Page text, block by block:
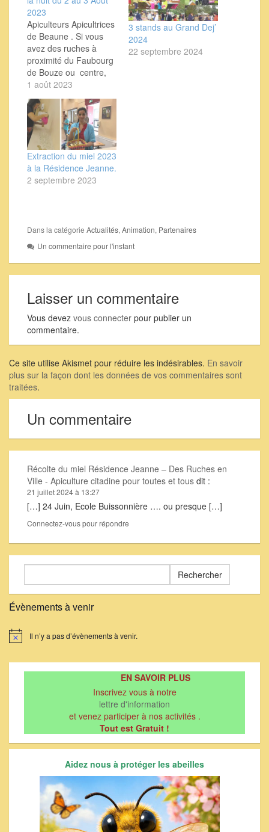
2023
Apiculteurs Apicultrices
de Beaune . Si vous
avez des ruches à
proximité du Faubourg
de Bouze ou centre,
cette information est
pour vous : ( info reçue
seulement ce
1/08/2023 !) Suite à
une alerte de l'ARS
après découverte d'un
cas importé de Dengue
à Beaune, avis à tous
les…
1 août 2023
3 stands au Grand Dej’
2024
22 septembre 2024
Extraction du miel 2023
à la Résidence Jeanne.
2 septembre 2023
Dans la catégorie Actualités, Animation, Partenaires
Un commentaire pour l'instant
Laisser un commentaire
Vous devez vous connecter pour publier un
commentaire.
Ce site utilise Akismet pour réduire les indésirables. En savoir
plus sur la façon dont les données de vos commentaires sont
traitées.
Un commentaire
Récolte du miel Résidence Jeanne – Des Ruches en
Ville - Apiculture citadine pour toutes et tous dit :
21 juillet 2024 à 13:27
[…] 24 Juin, Ecole Buissonnière …. ou presque […]
Connectez-vous pour répondre
Évènements à venir
Notice Il n’y a pas d’évènements à venir.
EN SAVOIR PLUS
Inscrivez vous à notre
lettre d'information
et venez participer à nos activités .
Tout est Gratuit !
Aidez nous à protéger les abeilles